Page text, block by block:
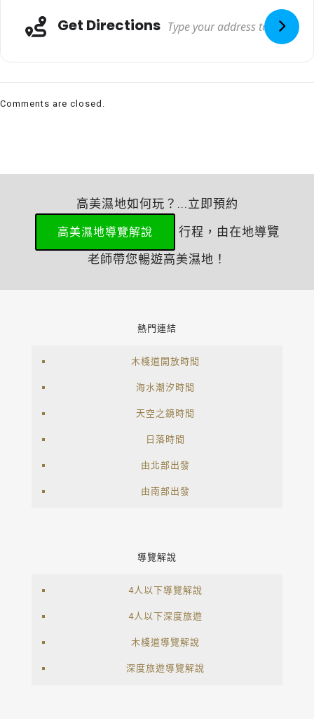
Get Directions
Comments are closed.
高美濕地如何玩？...立即預約
高美濕地導覽解說
行程，由在地導覽
老師帶您暢遊高美濕地！
熱門連結
木棧道開放時間
海水潮汐時間
天空之鏡時間
日落時間
由北部出發
由南部出發
導覽解說
4人以下導覽解說
4人以下深度旅遊
木棧道導覽解說
深度旅遊導覽解說